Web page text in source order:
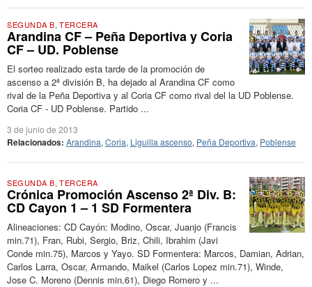
SEGUNDA B, TERCERA
Arandina CF – Peña Deportiva y Coria
CF – UD. Poblense
El sorteo realizado esta tarde de la promoción de
ascenso a 2ª división B, ha dejado al Arandina CF como
rival de la Peña Deportiva y al Coria CF como rival del la UD Poblense.
Coria CF - UD Poblense. Partido ...
3 de junio de 2013
Relacionados: Arandina, Coria, Liguilla ascenso, Peña Deportiva, Poblense
SEGUNDA B, TERCERA
Crónica Promoción Ascenso 2ª Div. B:
CD Cayon 1 – 1 SD Formentera
Alineaciones: CD Cayón: Modino, Oscar, Juanjo (Francis
min.71), Fran, Rubi, Sergio, Briz, Chili, Ibrahim (Javi
Conde min.75), Marcos y Yayo. SD Formentera: Marcos, Damian, Adrian,
Carlos Larra, Oscar, Armando, Maikel (Carlos Lopez min.71), Winde,
Jose C. Moreno (Dennis min.61), Diego Romero y ...